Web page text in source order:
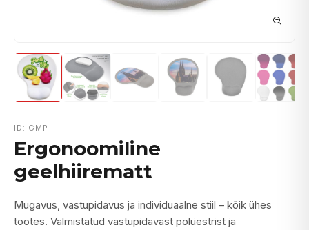
ID: GMP
Ergonoomiline
geelhiirematt
Mugavus, vastupidavus ja individuaalne stiil – kõik ühes
tootes. Valmistatud vastupidavast polüestrist ja